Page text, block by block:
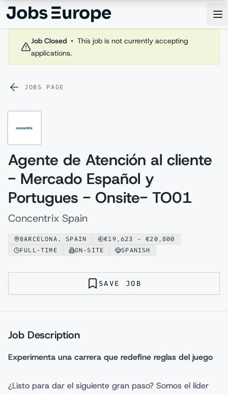
Jobs Europe
Job Closed • This job is not currently accepting
applications.
JOBS PAGE
Agente de Atención al cliente
- Mercado Español y
Portugues - Onsite- TO01
Concentrix Spain
BARCELONA, SPAIN €19,623 - €20,800
FULL-TIME
ON-SITE SPANISH
SAVE JOB
Job Description
Experimenta una carrera que redefine reglas del juego
¿Listo para dar el siguiente gran paso? Somos el líder